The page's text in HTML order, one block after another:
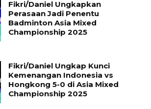
Fikri/Daniel Ungkapkan
Perasaan Jadi Penentu
Badminton Asia Mixed
Championship 2025
Fikri/Daniel Ungkap Kunci
Kemenangan Indonesia vs
Hongkong 5-0 di Asia Mixed
Championship 2025